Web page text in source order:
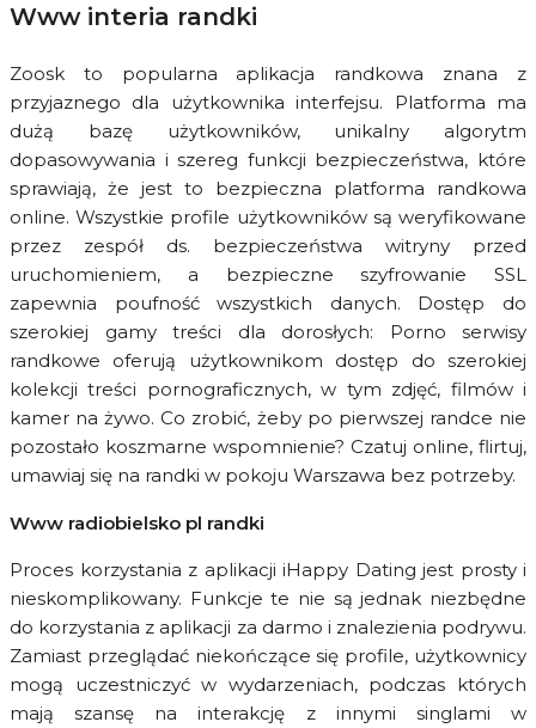
Www interia randki
Zoosk to popularna aplikacja randkowa znana z
przyjaznego dla użytkownika interfejsu. Platforma ma
dużą bazę użytkowników, unikalny algorytm
dopasowywania i szereg funkcji bezpieczeństwa, które
sprawiają, że jest to bezpieczna platforma randkowa
online. Wszystkie profile użytkowników są weryfikowane
przez zespół ds. bezpieczeństwa witryny przed
uruchomieniem, a bezpieczne szyfrowanie SSL
zapewnia poufność wszystkich danych. Dostęp do
szerokiej gamy treści dla dorosłych: Porno serwisy
randkowe oferują użytkownikom dostęp do szerokiej
kolekcji treści pornograficznych, w tym zdjęć, filmów i
kamer na żywo. Co zrobić, żeby po pierwszej randce nie
pozostało koszmarne wspomnienie? Czatuj online, flirtuj,
umawiaj się na randki w pokoju Warszawa bez potrzeby.
Www radiobielsko pl randki
Proces korzystania z aplikacji iHappy Dating jest prosty i
nieskomplikowany. Funkcje te nie są jednak niezbędne
do korzystania z aplikacji za darmo i znalezienia podrywu.
Zamiast przeglądać niekończące się profile, użytkownicy
mogą uczestniczyć w wydarzeniach, podczas których
mają szansę na interakcję z innymi singlami w